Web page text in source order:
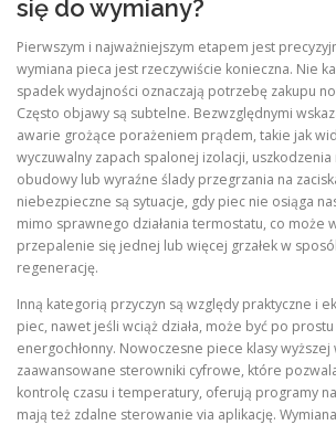
się do wymiany?
Pierwszym i najważniejszym etapem jest
wymiana pieca jest rzeczywiście konieczna. Nie
spadek wydajności oznaczają potrzebę zakupu
Często objawy są subtelne. Bezwzględnymi
awarie grożące porażeniem prądem, takie jak
wyczuwalny zapach spalonej izolacji, uszkodzenia
obudowy lub wyraźne ślady przegrzania na
niebezpieczne są sytuacje, gdy piec nie osiąga
mimo sprawnego działania termostatu, co może
przepalenie się jednej lub więcej grzałek w
regenerację.
Inną kategorią przyczyn są względy praktyczne i
piec, nawet jeśli wciąż działa, może być po prostu
energochłonny. Nowoczesne piece klasy
zaawansowane sterowniki cyfrowe, które
kontrolę czasu i temperatury, oferują programy
mają też zdalne sterowanie via aplikację.